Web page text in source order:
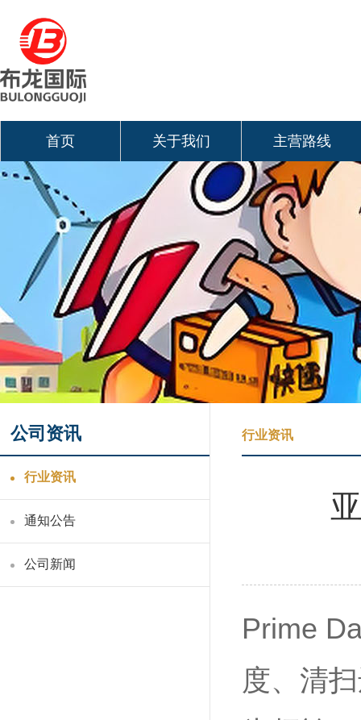
首页 关于我们 主营路线
公司资讯
行业资讯
通知公告
公司新闻
行业资讯
Prime
度、清